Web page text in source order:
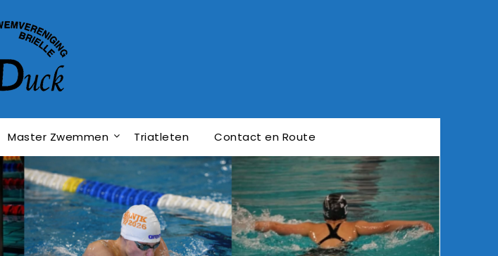
Master Zwemmen Triatleten Contact en Route